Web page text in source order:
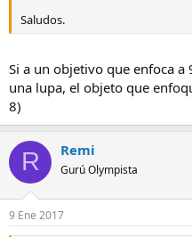
Saludos.
Si a un objetivo que enfoca
una lupa, el objeto que
8)
R Remi
Gurú Olympista
9 Ene 2017